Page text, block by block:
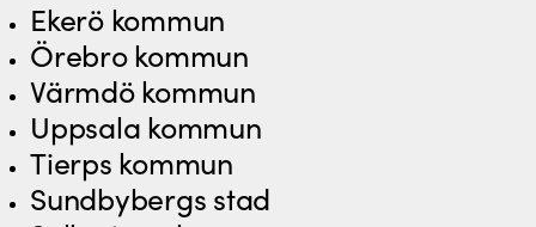
Ekerö kommun
Örebro kommun
Värmdö kommun
Uppsala kommun
Tierps kommun
Sundbybergs stad